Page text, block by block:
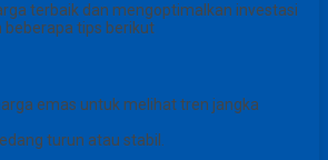
terbaik dan mengoptimalkan investasi
beberapa tips berikut
emas untuk melihat tren jangka
turun atau stabil.